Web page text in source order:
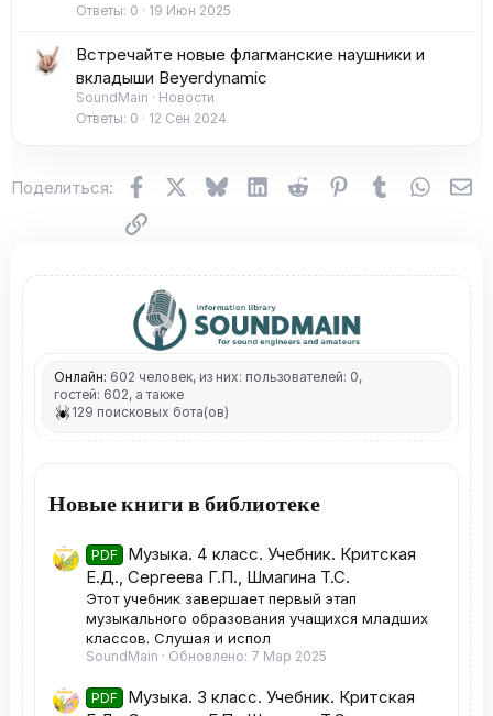
Ответы 0 19 Июн 2025
Встречайте новые флагманские наушники и
вкладыши Beyerdynamic
SoundMain
Новости
Ответы 0 12 Сен 2024
Поделиться: FacebookX (Twitter)
BlueskyLinkedInReddit Pinterest
Tumblr
Ссылка
Онлайн: 602 человек, из них: пользователей: 0,
гостей: 602, а также
129 поисковых бота(ов)
Новые книги в библиотеке
PDF
Музыка. 4 класс. Учебник. Критская
Е.Д., Сергеева Г.П., Шмагина Т.С.
Этот учебник завершает первый этап
музыкального образования учащихся младших
классов. Слушая и испол
SoundMain Обновлено: 7 Мар 2025
PDF
Музыка. 3 класс. Учебник. Критская